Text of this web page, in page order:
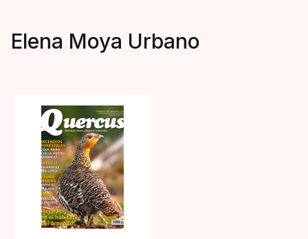
Elena Moya Urbano